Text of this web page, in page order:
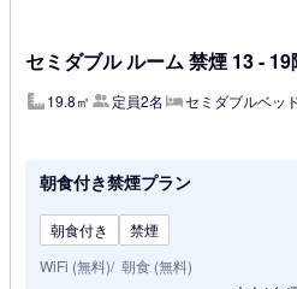
セミダブル ルーム 禁煙 13 - 19
19.8㎡ 定員2名 セミダブルベッ
朝食付き禁煙プラン
朝食付き
禁煙
WiFi (無料) 朝食 (無料)